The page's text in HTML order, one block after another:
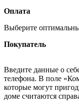
Оплата
Выберите
Покупатель
Введите данные о
телефона. В поле
которые могут
доме считаются